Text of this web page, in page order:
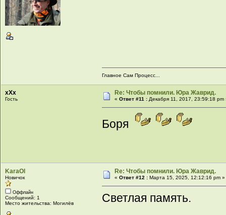
Главное Сам Процесс...
xXx
Гость
Re: Чтобы помнили. Юра Жаврид.
«Ответ #11 : Декабря 11, 2017, 23:59:18 pm
Боря
KaraOl
Новичок
Оффлайн
Сообщений: 1
Место жительства: Могилёв
Re: Чтобы помнили. Юра Жаврид.
«Ответ #12 : Марта 15, 2025, 12:12:16 pm »
Светлая память.